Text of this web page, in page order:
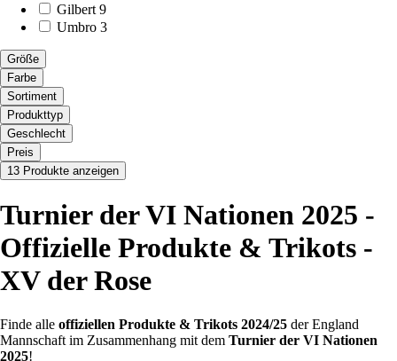
Gilbert 9
Umbro 3
Größe
Farbe
Sortiment
Produkttyp
Geschlecht
Preis
13 Produkte anzeigen
Turnier der VI Nationen 2025 -
Offizielle Produkte & Trikots -
XV der Rose
Finde alle offiziellen Produkte & Trikots 2024/25 der England
Mannschaft im Zusammenhang mit dem Turnier der VI Nationen
2025!